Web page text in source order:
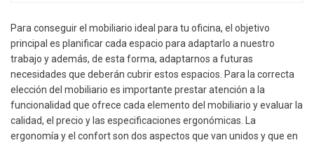
Para conseguir el mobiliario ideal para tu oficina, el objetivo
principal es planificar cada espacio para adaptarlo a nuestro
trabajo y además, de esta forma, adaptarnos a futuras
necesidades que deberán cubrir estos espacios. Para la correcta
elección del mobiliario es importante prestar atención a la
funcionalidad que ofrece cada elemento del mobiliario y evaluar la
calidad, el precio y las especificaciones ergonómicas. La
ergonomía y el confort son dos aspectos que van unidos y que en